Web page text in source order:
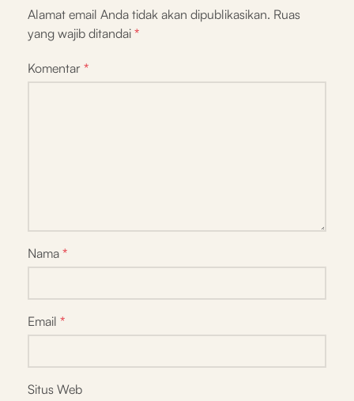
Alamat email Anda tidak akan dipublikasikan. Ruas
yang wajib ditandai *
Komentar *
Nama *
Email *
Situs Web